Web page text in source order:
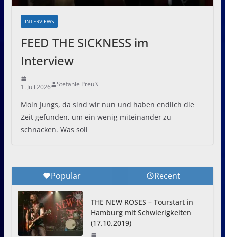
INTERVIEWS
FEED THE SICKNESS im
Interview
1. Juli 2026 Stefanie Preuß
Moin Jungs, da sind wir nun und haben endlich die
Zeit gefunden, um ein wenig miteinander zu
schnacken. Was soll
Popular Recent
THE NEW ROSES – Tourstart in
Hamburg mit Schwierigkeiten
(17.10.2019)